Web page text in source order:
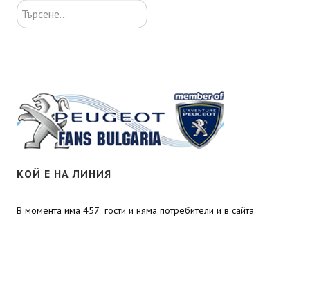
Търсене...
КОЙ Е НА ЛИНИЯ
В момента има 457 гости и няма потребители и в сайта